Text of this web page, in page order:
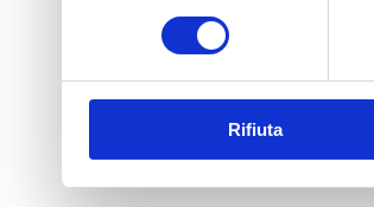
Rifiuta
Indice